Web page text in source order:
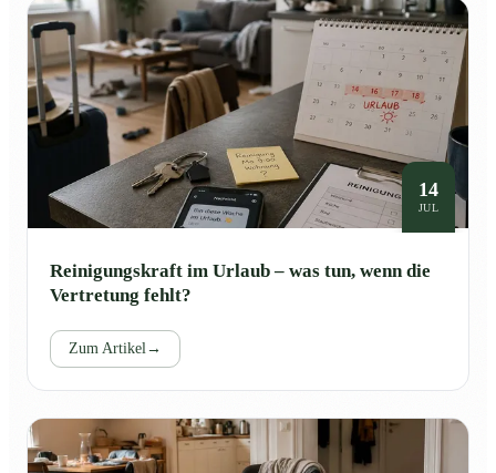
14
JUL
Reinigungskraft im Urlaub – was tun, wenn die
Vertretung fehlt?
Zum Artikel →